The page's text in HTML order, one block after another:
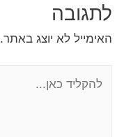
לתגובה
האימייל לא יוצג באתר.